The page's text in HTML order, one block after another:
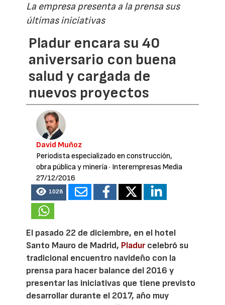
La empresa presenta a la prensa sus
últimas iniciativas
Pladur encara su 40
aniversario con buena
salud y cargada de
nuevos proyectos
David Muñoz
Periodista especializado en construcción,
obra pública y minería· Interempresas Media
27/12/2016
1028
El pasado 22 de diciembre, en el hotel
Santo Mauro de Madrid, Pladurcelebró su
tradicional encuentro navideño con la
prensa para hacer balance del 2016 y
presentar las iniciativas que tiene previsto
desarrollar durante el 2017, año muy